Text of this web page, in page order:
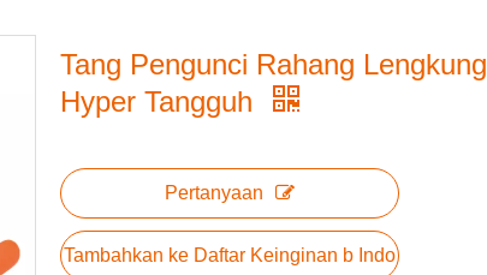
Tang Pengunci Rahang Lengkung
Hyper Tangguh
Pertanyaan
Tambahkan ke Daftar Keinginan b Indo